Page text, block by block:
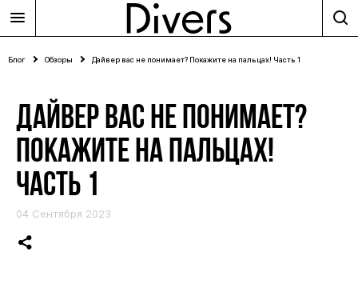
Блог Обзоры Дайвер вас не понимает? Покажите на пальцах! Часть 1
ДАЙВЕР ВАС НЕ ПОНИМАЕТ?
ПОКАЖИТЕ НА ПАЛЬЦАХ!
ЧАСТЬ 1
04 Сентября 2023